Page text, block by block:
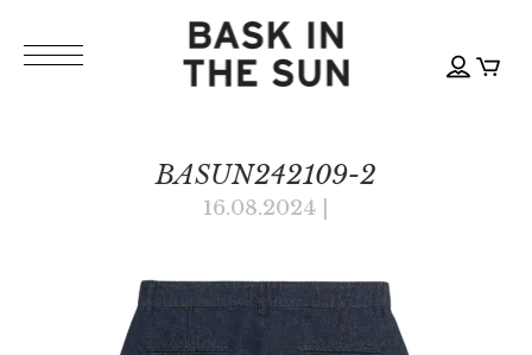
BASUN242109-2
16.08.2024